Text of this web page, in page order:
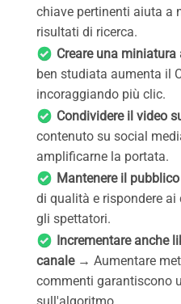
chiave pertinenti aiuta a
risultati di ricerca.
Creare una
ben studiata aumenta il
incoraggiando più clic.
Condividere il video
contenuto su social
amplificarne la portata.
Mantenere il
di qualità e rispondere
gli spettatori.
Incrementare anche
canale→ Aumentare
commenti garantiscono